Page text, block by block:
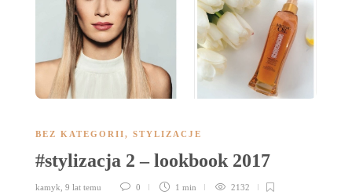
BEZ KATEGORII, STYLIZACJE
#stylizacja 2 – lookbook 2017
kamyk, 9 lat temu 0 1 min 2132